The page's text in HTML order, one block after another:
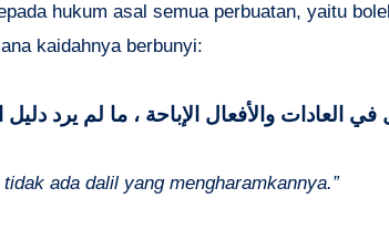
hukum asal semua perbuatan, yaitu
kaidahnya berbunyi:
في العادات والأفعال الإباحة ، ما لم يرد دليل
ada dalil yang mengharamkannya.”